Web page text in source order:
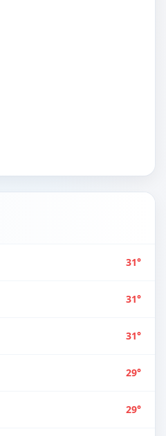
31°
31°
31°
29°
29°